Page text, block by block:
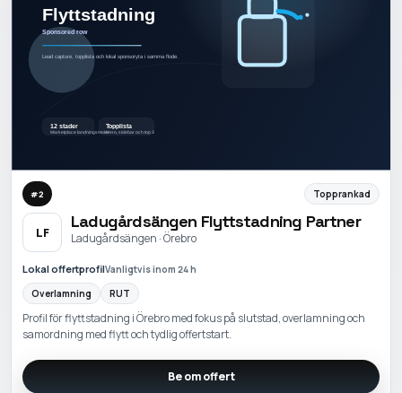
#2 Topprankad
LF
Ladugårdsängen Flyttstadning Partner
Ladugårdsängen · Örebro
Lokal offertprofilVanligtvis inom 24 h
Overlamning
RUT
Profil för flyttstadning i Örebro med fokus på slutstad, overlamning och
samordning med flytt och tydlig offertstart.
Be om offert